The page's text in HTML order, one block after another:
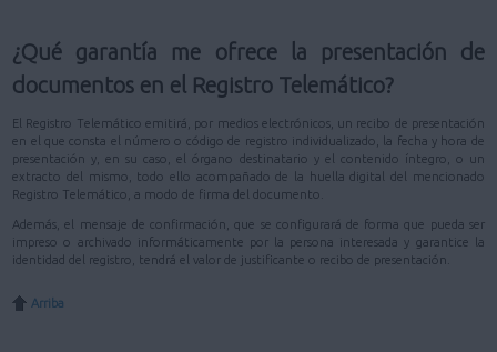
¿Qué garantía me ofrece la presentación de
documentos en el Registro Telemático?
El Registro Telemático emitirá, por medios electrónicos, un recibo de presentación
en el que consta el número o código de registro individualizado, la fecha y hora de
presentación y, en su caso, el órgano destinatario y el contenido íntegro, o un
extracto del mismo, todo ello acompañado de la huella digital del mencionado
Registro Telemático, a modo de firma del documento.
Además, el mensaje de confirmación, que se configurará de forma que pueda ser
impreso o archivado informáticamente por la persona interesada y garantice la
identidad del registro, tendrá el valor de justificante o recibo de presentación.
Arriba